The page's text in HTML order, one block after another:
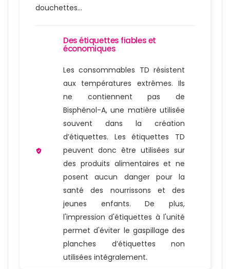
douchettes…
Des étiquettes fiables et
économiques
Les consommables TD résistent
aux températures extrêmes. Ils
ne contiennent pas de
Bisphénol-A, une matière utilisée
souvent dans la création
d’étiquettes. Les étiquettes TD
peuvent donc être utilisées sur
des produits alimentaires et ne
posent aucun danger pour la
santé des nourrissons et des
jeunes enfants. De plus,
l'impression d'étiquettes à l'unité
permet d'éviter le gaspillage des
planches d’étiquettes non
utilisées intégralement.